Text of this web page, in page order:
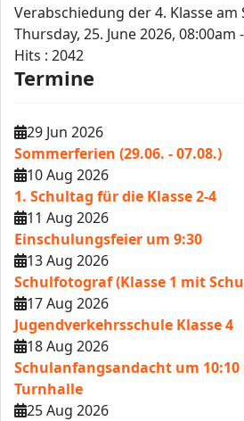
Verabschiedung der 4. Klasse
Thursday, 25. June 2026, 08:00am
Hits : 2042
Termine
29 Jun 2026
Sommerferien (29.06. - 07.08.)
10 Aug 2026
1. Schultag für die Klasse 2-4
11 Aug 2026
Einschulungsfeier um 9:30
13 Aug 2026
Schulfotograf (Klasse 1 mit
17 Aug 2026
Jugendverkehrsschule Klasse 4
18 Aug 2026
Schulanfangsandacht um
Turnhalle
25 Aug 2026